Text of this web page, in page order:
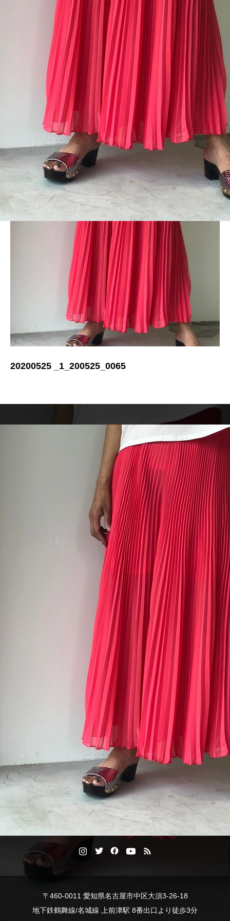
BLOG
20200525 _1_200525_0065
20200525 _1_200525_0065
〒460-0011 愛知県名古屋市中区大須3-26-18
地下鉄鶴舞線/名城線 上前津駅 8番出口より徒歩3分